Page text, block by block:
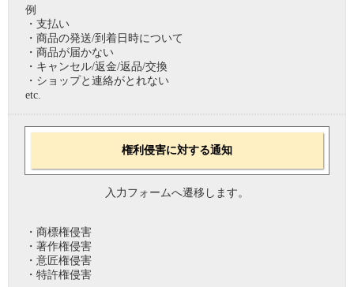
例
・支払い
・商品の発送/到着日時について
・商品が届かない
・キャンセル/返金/返品/交換
・ショップと連絡がとれない
etc.
権利侵害に対する通知
入力フォームへ遷移します。
・商標権侵害
・著作権侵害
・意匠権侵害
・特許権侵害